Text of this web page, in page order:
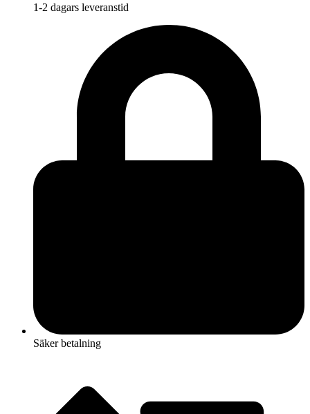
1-2 dagars leveranstid
Säker betalning